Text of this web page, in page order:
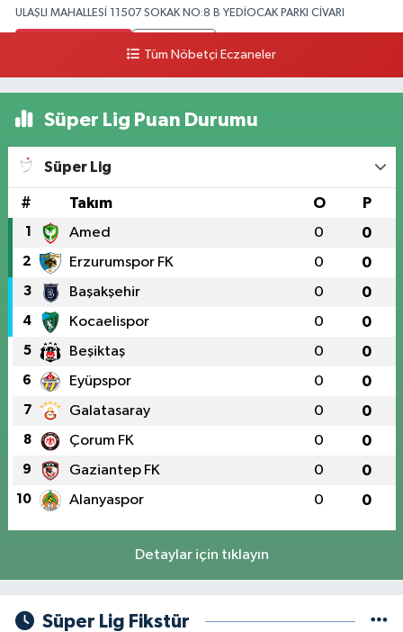
ULAŞLI MAHALLESİ 11507 SOKAK NO:8 B YEDİOCAK PARKI CİVARI
Tüm Nöbetçi Eczaneler
Süper Lig Puan Durumu
Süper Lig
# Takım O P
1 Amed 0 0
2 Erzurumspor FK 0 0
3 Başakşehir 0 0
4 Kocaelispor 0 0
5 Beşiktaş 0 0
6 Eyüpspor 0 0
7 Galatasaray 0 0
8 Çorum FK 0 0
9 Gaziantep FK 0 0
10 Alanyaspor 0 0
Detaylar için tıklayın
Süper Lig Fikstür